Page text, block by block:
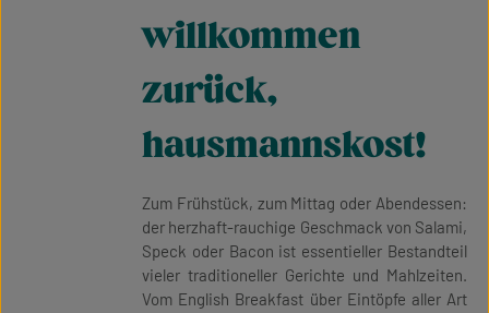
willkommen
zurück,
hausmannskost!
Zum Frühstück, zum Mittag oder Abendessen:
der herzhaft-rauchige Geschmack von Salami,
Speck oder Bacon ist essentieller Bestandteil
vieler traditioneller Gerichte und Mahlzeiten.
Vom English Breakfast über Eintöpfe aller Art